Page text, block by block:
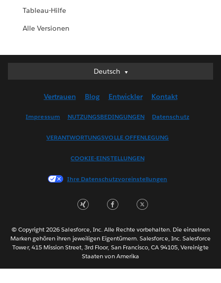
Tableau-Hilfe
Alle Versionen
Deutsch
Deutsch
English (US)
Français (France)
한국어
Português
ไทย
简体中文
Vertrauen Blog Entwickler Kontakt
Impressum NUTZUNGSBEDINGUNGEN Datenschutz
VERANTWORTUNGSVOLLE OFFENLEGUNG
COOKIE-EINSTELLUNGEN
Ihre Datenschutzvoreinstellungen
© Copyright 2026 Salesforce, Inc. Alle Rechte vorbehalten. Die einzelnen
Marken gehören ihren jeweiligen Eigentümern. Salesforce, Inc. Salesforce
Tower, 415 Mission Street, 3rd Floor, San Francisco, CA 94105, Vereinigte
Staaten von Amerika